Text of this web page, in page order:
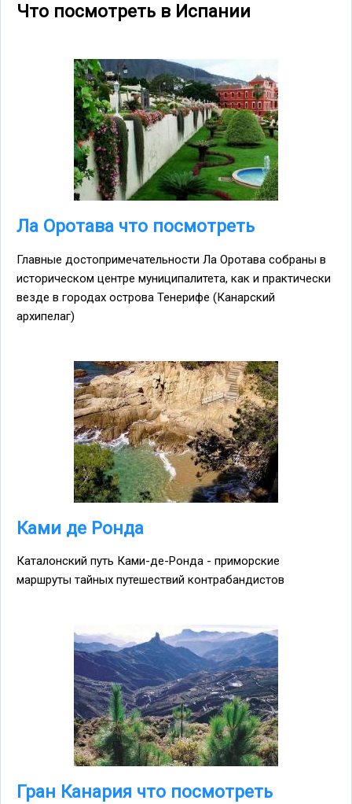
Что посмотреть в Испании
Ла Оротава что посмотреть
Главные достопримечательности Ла Оротава собраны в
историческом центре муниципалитета, как и практически
везде в городах острова Тенерифе (Канарский
архипелаг)
Ками де Ронда
Каталонский путь Ками-де-Ронда - приморские
маршруты тайных путешествий контрабандистов
Гран Канария что посмотреть